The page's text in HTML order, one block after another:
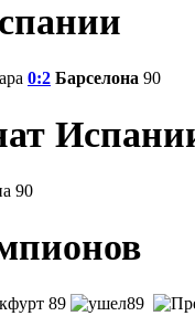
0:2 Барселона 90
90
89 89